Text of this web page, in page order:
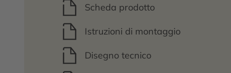
Scheda prodotto
Istruzioni di montaggio
Disegno tecnico